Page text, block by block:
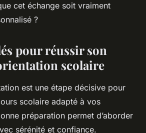
cet échange soit vraiment
?
pour réussir son
scolaire
est une étape décisive pour
scolaire adapté à vos
préparation permet d’aborder
sérénité et confiance.